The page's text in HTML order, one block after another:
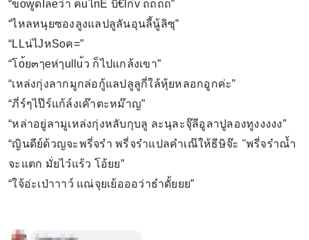
“ขowูดIลeว่า คuไnE บิ€lก่v ถถถถ”
“ไหลหนุยซองลูงแลปลูลันอุนลี้นู้ลิซุ”
“LLน่ไJหSoค=”
“โo้ย๓ๅeห่ๅullu้ว ก็ไปแกล้งเขา”
“เหล่งกุ่งลากมูกล่อกู้แลปลูลูกี่ใล้หุ้ยหลอกอูกค่ะ”
“ภี่ร์ๆไป๊ร์แก้ล์งเค๊าตะหม๊าญ”
“หล่าอยู่ลามูเหล่งกุ่งหลับกุบลู ละนุละจุ๊ลีอูลาปูลองทูงงงงง”
“ญินดีย์ด้วญจะพรี่จร๋า พรี่จร๋าแปลคำเณ๊ให้ธีษิจ๊ะ "พรี่จร๋าณ้ำ
จะแตก มั่ยไว๋แร้ว โอ้ยย”
“ใจ้อ่ะเป่าาาว์ แณ่จุยเย้อออว่าธำดั้ยยย”